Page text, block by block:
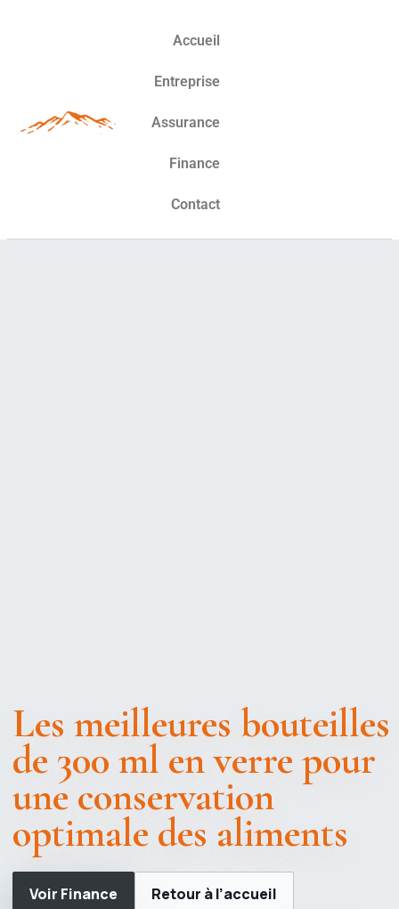
Accueil
Entreprise
Assurance
Finance
Contact
Les meilleures bouteilles
de 300 ml en verre pour
une conservation
optimale des aliments
Voir Finance Retour à l’accueil